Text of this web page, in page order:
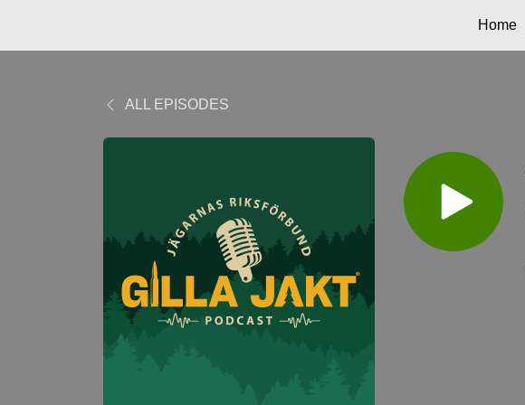
Home
ALL EPISODES